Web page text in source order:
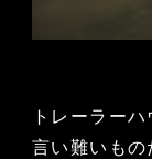
トレーラー
言い難いもの